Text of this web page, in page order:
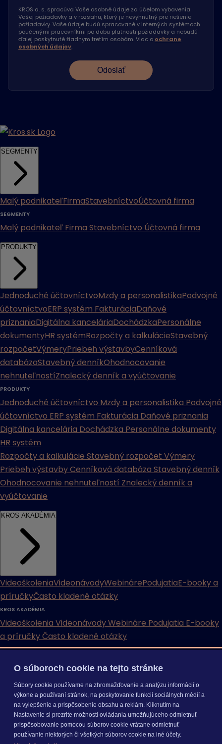
KROS a. s. spracúva Vaše osobné údaje za účelom vybavenia
Vašej požiadavky a v rozsahu, ktorý je nevyhnutný pre riešenie
požiadavky. Vaše údaje budú spracované v interných systémoch
poučenými pracovníkmi po dobu platnosti požiadavky a nebudú
ďalej poskytnuté žiadnym tretím osobám. Viac o ochrane
osobných údajov.
SEGMENTY
Malý podnikateľFirmaStavebníctvoÚčtovná firma
SEGMENTY
Malý podnikateľ Firma Stavebníctvo Účtovná firma
PRODUKTY
Jednoduché účtovníctvoMzdy a personalistikaPodvojné
účtovníctvoERP systém FakturáciaDaňové
priznaniaDigitálna kanceláriaDochádzkaPersonálne
dokumentyHR systémRozpočty a kalkulácieStavebný
rozpočetVýmeryPriebeh výstavbyCenníková
databázaStavebný denníkOhodnocovanie
nehnuteľnostíZnalecký denník a vyúčtovanie
PRODUKTY
Jednoduché účtovníctvo Mzdy a personalistika Podvojné
účtovníctvo ERP systém Fakturácia Daňové priznania
Digitálna kancelária Dochádzka Personálne dokumenty
HR systém
Rozpočty a kalkulácie Stavebný rozpočet Výmery
Priebeh výstavbyCenníková databáza Stavebný denník
Ohodnocovanie nehnuteľností Znalecký denník a
vyúčtovanie
KROS AKADÉMIA
VideoškoleniaVideonávodyWebinárePodujatiaE-booky a
príručkyČasto kladené otázky
KROS AKADÉMIA
Videoškolenia VideonávodyWebináre Podujatia E-booky
a príručkyČasto kladené otázky
konfiguráciaAktualizácia verziíMobilné aplikácie
CenníkyOdporučte násPrávne dokumentyOdporúčaná
konfiguráciaAktualizácia verziíMobilné aplikácie
O súboroch cookie na tejto stránke
Súbory cookie používame na zhromažďovanie a analýzu informácií o
výkone a používaní stránok, na poskytovanie funkcií sociálnych médií a
na vylepšenie a prispôsobenie obsahu a reklám. Kliknutím na
Nastavenie si prezrite možnosti ovládania umožňujúceho odmietnuť
prispôsobovanie pomocou súborov cookie vrátane odmietnuť
používanie niektorých či všetkých súborov cookie na iné účely.